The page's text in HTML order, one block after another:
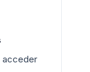
acceder